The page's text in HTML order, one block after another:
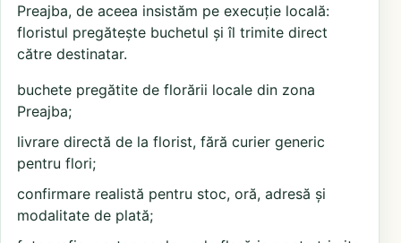
Preajba, de aceea insistăm pe execuție locală:
floristul pregătește buchetul și îl trimite direct
către destinatar.
buchete pregătite de florării locale din zona
Preajba;
livrare directă de la florist, fără curier generic
pentru flori;
confirmare realistă pentru stoc, oră, adresă și
modalitate de plată;